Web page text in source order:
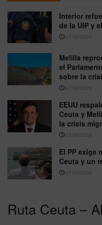
Interior
de la UIP y
07/08/2026
Melilla
el
sobre la
07/08/2026
EEUU
Ceuta y
la crisis
07/08/2026
El PP exige
Ceuta y un
07/08/2026
Ruta Ceuta –